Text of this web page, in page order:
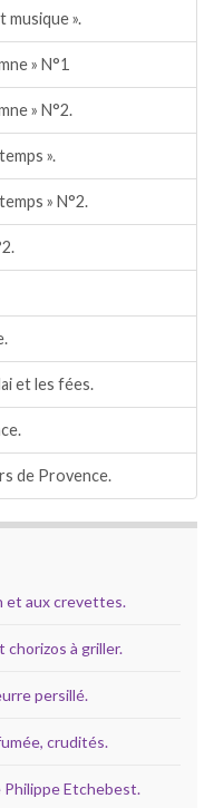
musique ».
» N°1
» N°2.
».
» N°2.
et les fées.
de Provence.
et aux crevettes.
à griller.
persillé.
crudités.
Philippe Etchebest.